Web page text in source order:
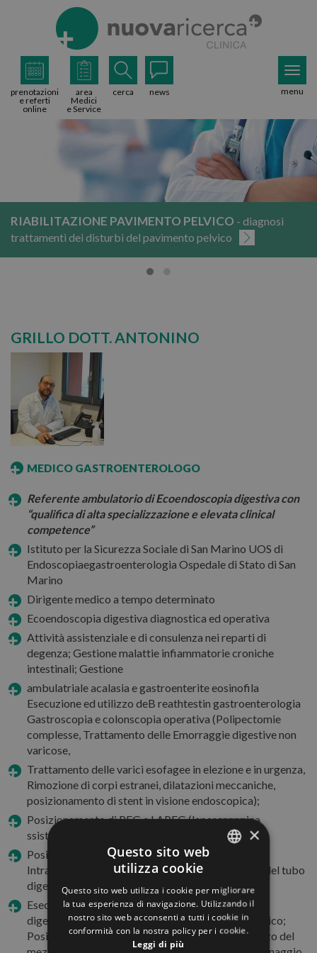
prenotazioni
e referti
online
area
Medici
e Service
cerca news menu
RIABILITAZIONE PAVIMENTO PELVICO - diagnosi
trattamenti dei disturbi del pavimento pelvico
GRILLO DOTT. ANTONINO
MEDICO GASTROENTEROLOGO
Referente ambulatorio di Ecoendoscopia digestiva con
“qualifica di alta specializzazionee elevata clinical
competence”
Istituto per la Sicurezza Sociale di San Marino UOS di
Endoscopiaegastroenterologia Ospedale di Stato di San
Marino
Dirigente medico a tempo determinato
Ecoendoscopia digestiva diagnostica ed operativa
Attività assistenziale e di consulenza nei reparti di
degenza; Gestione malattie infiammatorie croniche
intestinali; Gestione
ambulatriale acalasia e gastroenterite eosinofila
Esecuzione ed utilizzo deB reathtestin gastroenterologia
Gastroscopia e colonscopia operativa (Polipectomie
complesse, Trattamento delle Emorraggie digestive non
varicose,
Trattamento delle varici esofagee in elezione e in urgenza,
Rimozione di corpi estranei, dilatazioni meccaniche,
posizionamento di stent in visione endoscopica);
Posizionamento di PEG e LAPEG (laparoscopica
ssistedPEG)
Posizionamento e rimozione di BIB(Bioenterics
Intragastric Balloon) Ecoendoscopia diagnostica del tubo
digerente e del tratto biliopancreatico
Esecuzione di biopsie ecoendoscopiche del tubo
digerente, mediastiniche e del tratto biliopancreatico;
Posizionamento di fiducials per adioterapia Utilizzo del
ENGLISH
GERMAN
×
Questo sito web
utilizza cookie
Questo sito web utilizza i cookie per migliorare
la tua esperienza di navigazione. Utilizzando il
nostro sito web acconsenti a tutti i cookie in
conformità con la nostra policy per i cookie.
Leggi di più